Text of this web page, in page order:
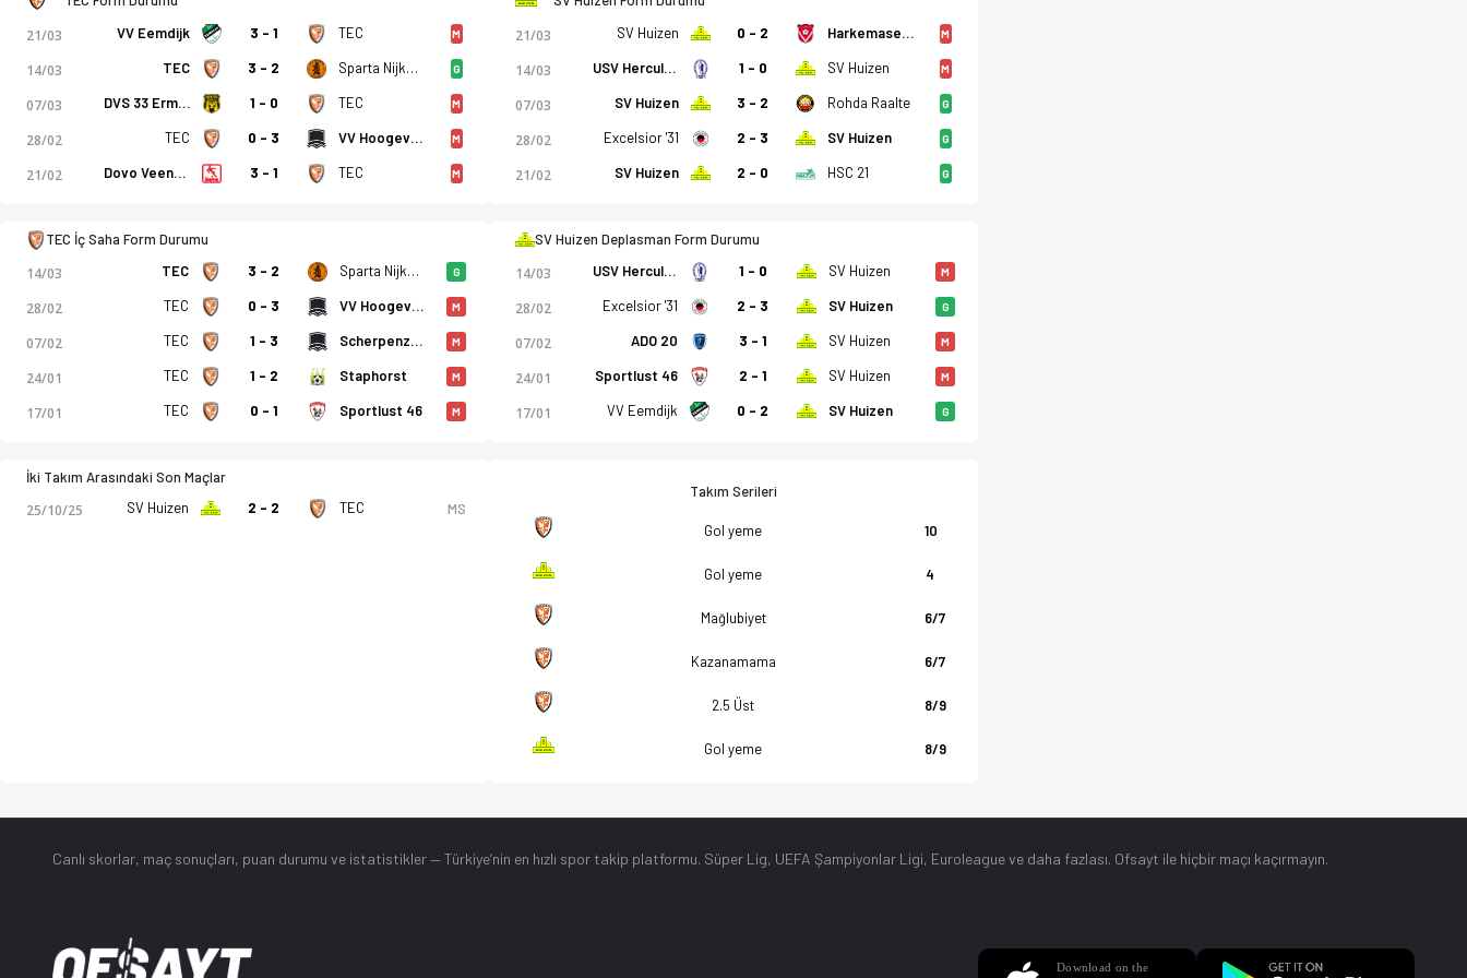
21/03 VV Eemdijk 3 - 1 TEC M
14/03 TEC 3 - 2 Sparta Nijkerk G
07/03 DVS 33 Ermelo 1 - 0 TEC M
28/02 TEC 0 - 3 VV Hoogeveen M
21/02 Dovo Veenendaal 3 - 1 TEC M
21/03 SV Huizen 0 - 2 Harkemase Boys M
14/03 USV Hercules 1 - 0 SV Huizen M
07/03 SV Huizen 3 - 2 Rohda Raalte G
28/02 Excelsior '31 2 - 3 SV Huizen G
21/02 SV Huizen 2 - 0 HSC 21 G
TEC İç Saha Form Durumu
14/03 TEC 3 - 2 Sparta Nijkerk G
28/02 TEC 0 - 3 VV Hoogeveen M
07/02 TEC 1 - 3 Scherpenzeel M
24/01 TEC 1 - 2 Staphorst M
17/01 TEC 0 - 1 Sportlust 46 M
SV Huizen Deplasman Form Durumu
14/03 USV Hercules 1 - 0 SV Huizen M
28/02 Excelsior '31 2 - 3 SV Huizen G
07/02 ADO 20 3 - 1 SV Huizen M
24/01 Sportlust 46 2 - 1 SV Huizen M
17/01 VV Eemdijk 0 - 2 SV Huizen G
İki Takım Arasındaki Son Maçlar
25/10/25 SV Huizen 2 - 2 TEC MS
Takım Serileri
Gol yeme 10
Gol yeme 4
Mağlubiyet 6/7
Kazanamama 6/7
2.5 Üst 8/9
Gol yeme 8/9
Canlı skorlar, maç sonuçları, puan durumu ve istatistikler — Türkiye’nin en hızlı spor takip platformu. Süper Lig, UEFA Şampiyonlar Ligi, Euroleague ve daha fazlası. Ofsayt ile hiçbir maçı kaçırmayın.